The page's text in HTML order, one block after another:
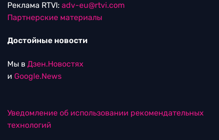
Реклама RTVI: adv-eu@rtvi.com
Партнерские материалы
Достойные новости
Мы в Дзен.Новостях
и Google.News
Уведомление об использовании рекомендательных
технологий